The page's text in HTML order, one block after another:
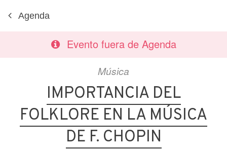
Agenda
Evento fuera de Agenda
Música
IMPORTANCIA DEL
FOLKLORE EN LA MÚSICA
DE F. CHOPIN